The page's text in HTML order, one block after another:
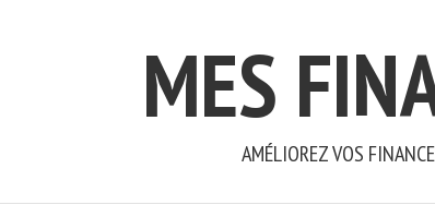
MES
AMÉLIOREZ VOS